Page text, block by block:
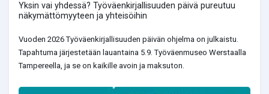
Yksin vai yhdessä? Työväenkirjallisuuden päivä pureutuu
näkymättömyyteen ja yhteisöihin
Vuoden 2026 Työväenkirjallisuuden päivän ohjelma on julkaistu.
Tapahtuma järjestetään lauantaina 5.9. Työväenmuseo Werstaalla
Tampereella, ja se on kaikille avoin ja maksuton.